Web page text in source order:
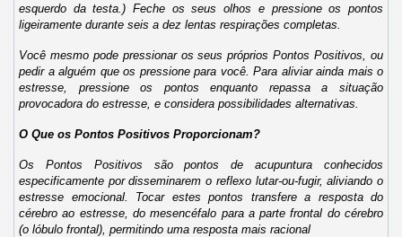
esquerdo da testa.) Feche os seus olhos e pressione os pontos
ligeiramente durante seis a dez lentas respirações completas.
Você mesmo pode pressionar os seus próprios Pontos Positivos, ou
pedir a alguém que os pressione para você. Para aliviar ainda mais o
estresse, pressione os pontos enquanto repassa a situação
provocadora do estresse, e considera possibilidades alternativas.
O Que os Pontos Positivos Proporcionam?
Os Pontos Positivos são pontos de acupuntura conhecidos
especificamente por disseminarem o reflexo lutar-ou-fugir, aliviando o
estresse emocional. Tocar estes pontos transfere a resposta do
cérebro ao estresse, do mesencéfalo para a parte frontal do cérebro
(o lóbulo frontal), permitindo uma resposta mais racional